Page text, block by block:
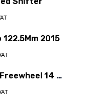
2015
14 -